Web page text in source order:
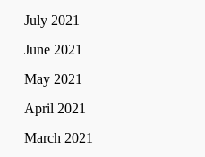
July 2021
June 2021
May 2021
April 2021
March 2021